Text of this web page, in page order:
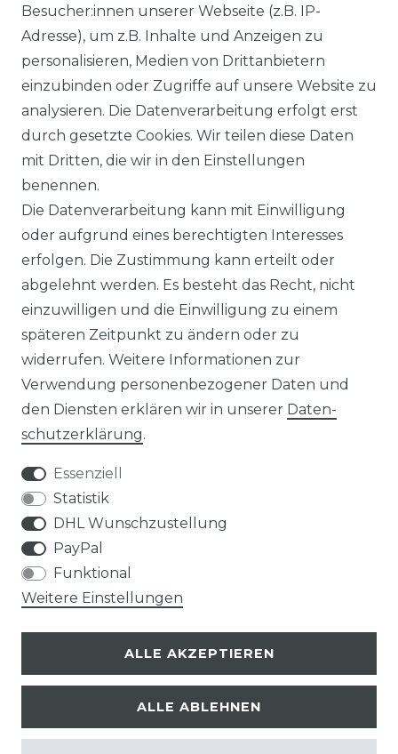
SERVICE
KONTAKT
WIDERRUFSFORMULAR
UNTERNEHMEN
ÜBER UNS
FAQ
BLOG
Versandoptionen:
Besucher:innen unserer Webseite (z.B. IP-
Adresse), um z.B. Inhalte und Anzeigen zu
personalisieren, Medien von Drittanbietern
einzubinden oder Zugriffe auf unsere Website zu
analysieren. Die Datenverarbeitung erfolgt erst
durch gesetzte Cookies. Wir teilen diese Daten
mit Dritten, die wir in den Einstellungen
benennen.
Die Datenverarbeitung kann mit Einwilligung
oder aufgrund eines berechtigten Interesses
erfolgen. Die Zustimmung kann erteilt oder
abgelehnt werden. Es besteht das Recht, nicht
einzuwilligen und die Einwilligung zu einem
späteren Zeitpunkt zu ändern oder zu
widerrufen. Weitere Informationen zur
Verwendung personenbezogener Daten und
den Diensten erklären wir in unserer Daten­
schutz­erklärung.
Essenziell
Statistik
DHL Wunschzustellung
PayPal
Funktional
Weitere Einstellungen
ALLE AKZEPTIEREN
ALLE ABLEHNEN